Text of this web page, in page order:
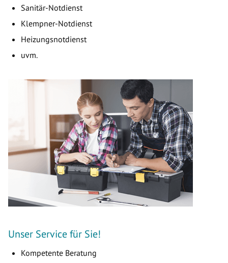
Sanitär-Notdienst
Klempner-Notdienst
Heizungsnotdienst
uvm.
Unser Service für Sie!
Kompetente Beratung